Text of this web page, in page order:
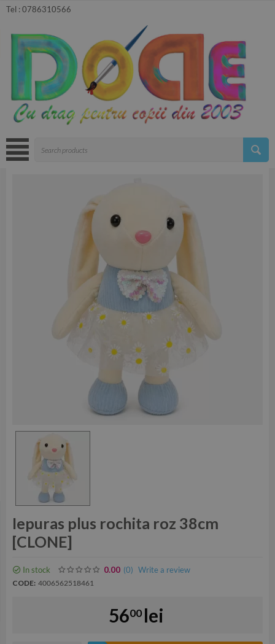
Tel :0786310566
Iepuras plus rochita roz 38cm
[CLONE]
In stock 0.00 (0) Write a review
CODE: 4006562518461
5600 lei